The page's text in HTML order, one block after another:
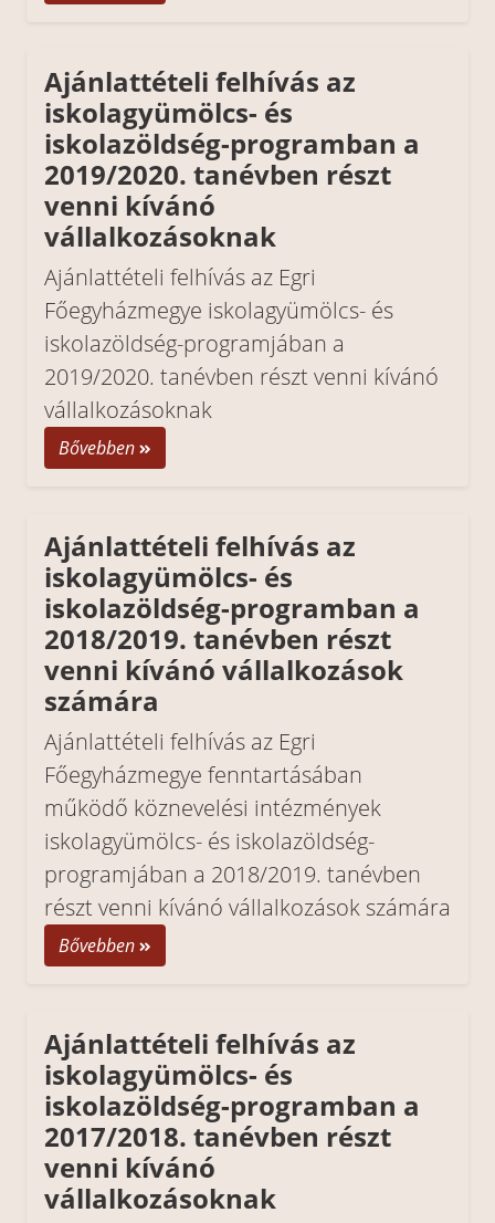
Ajánlattételi felhívás az
iskolagyümölcs- és
iskolazöldség-programban a
2019/2020. tanévben részt
venni kívánó
vállalkozásoknak
Ajánlattételi felhívás az Egri
Főegyházmegye iskolagyümölcs- és
iskolazöldség-programjában a
2019/2020. tanévben részt venni kívánó
vállalkozásoknak
Bővebben
Ajánlattételi felhívás az
iskolagyümölcs- és
iskolazöldség-programban a
2018/2019. tanévben részt
venni kívánó vállalkozások
számára
Ajánlattételi felhívás az Egri
Főegyházmegye fenntartásában
működő köznevelési intézmények
iskolagyümölcs- és iskolazöldség-
programjában a 2018/2019. tanévben
részt venni kívánó vállalkozások számára
Bővebben
Ajánlattételi felhívás az
iskolagyümölcs- és
iskolazöldség-programban a
2017/2018. tanévben részt
venni kívánó
vállalkozásoknak